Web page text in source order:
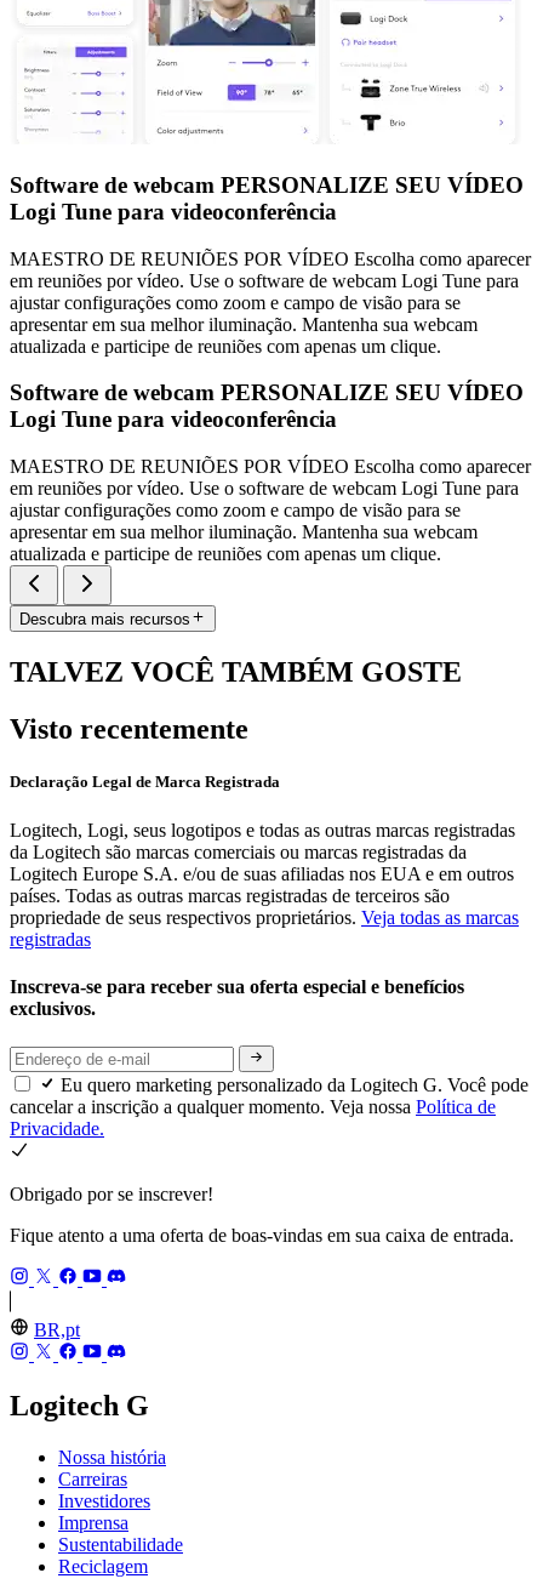
Software de webcam PERSONALIZE SEU VÍDEO
Logi Tune para videoconferência
MAESTRO DE REUNIÕES POR VÍDEO Escolha como aparecer
em reuniões por vídeo. Use o software de webcam Logi Tune para
ajustar configurações como zoom e campo de visão para se
apresentar em sua melhor iluminação. Mantenha sua webcam
atualizada e participe de reuniões com apenas um clique.
Software de webcam PERSONALIZE SEU VÍDEO
Logi Tune para videoconferência
MAESTRO DE REUNIÕES POR VÍDEO Escolha como aparecer
em reuniões por vídeo. Use o software de webcam Logi Tune para
ajustar configurações como zoom e campo de visão para se
apresentar em sua melhor iluminação. Mantenha sua webcam
atualizada e participe de reuniões com apenas um clique.
Descubra mais recursos
TALVEZ VOCÊ TAMBÉM GOSTE
Visto recentemente
Declaração Legal de Marca Registrada
Logitech, Logi, seus logotipos e todas as outras marcas registradas
da Logitech são marcas comerciais ou marcas registradas da
Logitech Europe S.A. e/ou de suas afiliadas nos EUA e em outros
países. Todas as outras marcas registradas de terceiros são
propriedade de seus respectivos proprietários. Veja todas as marcas
registradas
Inscreva-se para receber sua oferta especial e benefícios
exclusivos.
Eu quero marketing personalizado da Logitech G. Você pode
cancelar a inscrição a qualquer momento. Veja nossa Política de
Privacidade.
Obrigado por se inscrever!
Fique atento a uma oferta de boas-vindas em sua caixa de entrada.
BR,pt
Logitech G
Nossa história
Carreiras
Investidores
Imprensa
Sustentabilidade
Reciclagem